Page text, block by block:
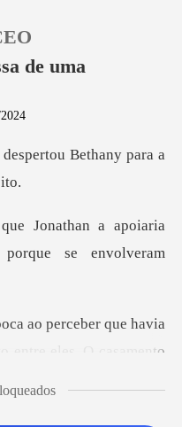
de uma
despertou Bethany para a
apoiaria
porq
r que havia